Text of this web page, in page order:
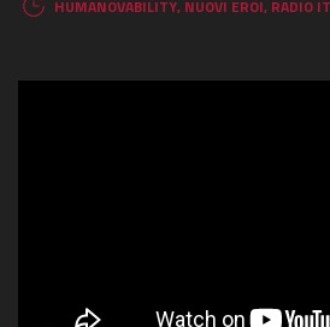
HUMANOVABILITY, NUOVI EROI, RADIO